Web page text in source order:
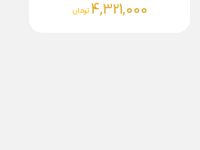
5,768,000 تومان